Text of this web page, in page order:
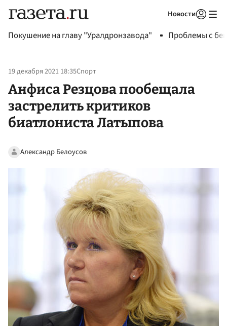
Новости
Покушение на главу "Уралдронзавода" Проблемы с
19 декабря 2021 18:35Спорт
Анфиса Резцова пообещала
застрелить критиков
биатлониста Латыпова
Александр Белоусов